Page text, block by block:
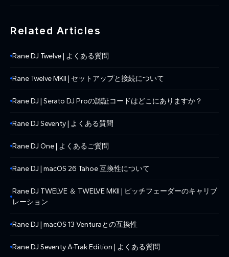
Related Articles
Rane DJ Twelve | よくある質問
Rane Twelve MKII | セットアップと接続について
Rane DJ | Serato DJ Proの認証コードはどこにありますか？
Rane DJ Seventy | よくある質問
Rane DJ One | よくあるご質問
Rane DJ | macOS 26 Tahoe 互換性について
Rane DJ TWELVE ＆ TWELVE MKII | ピッチフェーダーのキャリブ
レーション
Rane DJ | macOS 13 Venturaとの互換性
Rane DJ Seventy A-Trak Edition | よくある質問